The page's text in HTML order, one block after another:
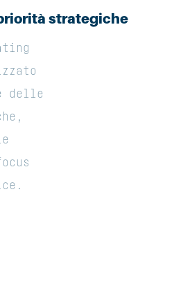
strategiche
delle